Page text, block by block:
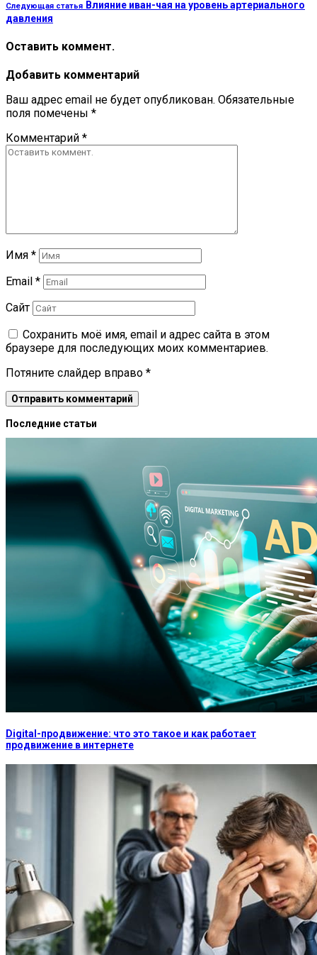
Следующая статья Влияние иван-чая на уровень артериального
давления
Оставить коммент.
Добавить комментарий
Ваш адрес email не будет опубликован. Обязательные
поля помечены *
Комментарий *
Имя *
Email *
Сайт
Сохранить моё имя, email и адрес сайта в этом
браузере для последующих моих комментариев.
Потяните слайдер вправо *
Последние статьи
Digital-продвижение: что это такое и как работает
продвижение в интернете